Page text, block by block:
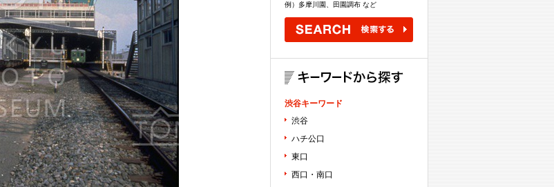
例）多摩川園、田園調布 など
渋谷キーワード
渋谷
ハチ公口
東口
西口・南口